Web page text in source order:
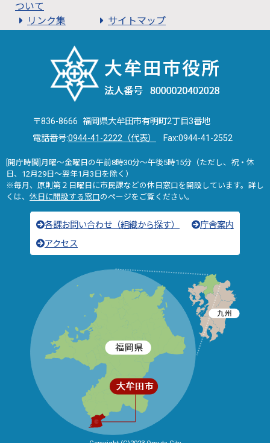
ついて
リンク集
サイトマップ
〒836-8666 福岡県大牟田市有明町2丁目3番地
電話番号:0944-41-2222（代表） Fax:0944-41-2552
[開庁時間]月曜～金曜日の午前8時30分～午後5時15分（ただし、祝・休
日、12月29日～翌年1月3日を除く）
※毎月、原則第２日曜日に市民課などの休日窓口を開設しています。詳し
くは、 休日に開設する窓口のページをご覧ください。
各課お問い合わせ（組織から探す）
庁舎案内
アクセス